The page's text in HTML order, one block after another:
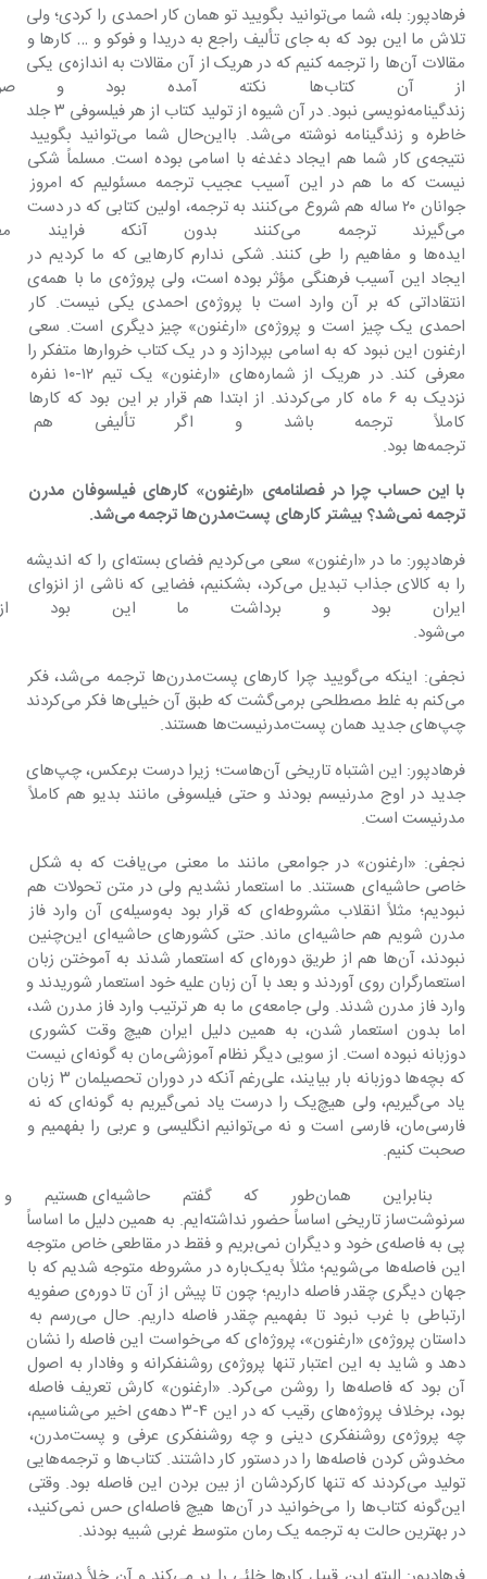
فرهادپور: بله، شما می‌توانید بگویید تو همان کار احمدی را کردی؛ ولی
تلاش ما این بود که به جای تألیف راجع به دریدا و فوکو و … کارها و
مقالات آن‌ها را ترجمه کنیم که در هریک از آن مقالات به اندازه‌ی یکی
از آن کتاب‌ها نکته آمده بود
زندگینامه‌نویسی نبود. در آن شیوه از تولید کتاب از هر فیلسوفی ۳ جلد
خاطره و زندگینامه نوشته می‌شد. بااین‌حال شما می‌توانید بگویید
نتیجه‌ی کار شما هم ایجاد دغدغه با اسامی بوده است. مسلماً شکی
نیست که ما هم در این آسیب عجیب ترجمه مسئولیم که امروز
جوانان ۲۰ ساله هم شروع می‌کنند به ترجمه، اولین کتابی که در دست
می‌گیرند ترجمه می‌کنند بدون
ایده‌ها و مفاهیم را طی کنند. شکی ندارم کارهایی که ما کردیم در
ایجاد این آسیب فرهنگی مؤثر بوده است، ولی پروژه‌ی ما با همه‌ی
انتقاداتی که بر آن وارد است با پروژه‌ی احمدی یکی نیست. کار
احمدی یک چیز است و پروژه‌ی «ارغنون» چیز دیگری است. سعی
ارغنون این نبود که به اسامی بپردازد و در یک کتاب خروارها متفکر را
معرفی کند. در هریک از شماره‌های «ارغنون» یک تیم ۱۲-۱۰ نفره
نزدیک به ۶ ماه کار می‌کردند. از ابتدا هم قرار بر این بود که کارها
کاملاً ترجمه باشد و اگر تألیفی هم
ترجمه‌ها بود.
با این حساب چرا در فصلنامه‌ی «ارغنون» کارهای فیلسوفان مدرن
ترجمه نمی‌شد؟ بیشتر کارهای پست‌مدرن‌ها ترجمه می‌شد.
فرهادپور: ما در «ارغنون» سعی می‌کردیم فضای بسته‌ای را که اندیشه
را به کالای جذاب تبدیل می‌کرد، بشکنیم، فضایی که ناشی از انزوای
ایران بود و برداشت ما این بود
می‌شود.
نجفی: اینکه می‌گویید چرا کارهای پست‌مدرن‌ها ترجمه می‌شد، فکر
می‌کنم به غلط مصطلحی برمی‌گشت که طبق آن خیلی‌ها فکر می‌کردند
چپ‌های جدید همان پست‌مدرنیست‌ها هستند.
فرهادپور: این اشتباه تاریخی آن‌هاست؛ زیرا درست برعکس، چپ‌های
جدید در اوج مدرنیسم بودند و حتی فیلسوفی مانند بدیو هم کاملاً
مدرنیست است.
نجفی: «ارغنون» در جوامعی مانند ما معنی می‌یافت که به شکل
خاصی حاشیه‌ای هستند. ما استعمار نشدیم ولی در متن تحولات هم
نبودیم؛ مثلاً انقلاب مشروطه‌ای که قرار بود به‌وسیله‌ی آن وارد فاز
مدرن شویم هم حاشیه‌ای ماند. حتی کشورهای حاشیه‌ای این‌چنین
نبودند، آن‌ها هم از طریق دوره‌ای که استعمار شدند به آموختن زبان
استعمارگران روی آوردند و بعد با آن زبان علیه خود استعمار شوریدند و
وارد فاز مدرن شدند. ولی جامعه‌ی ما به هر ترتیب وارد فاز مدرن شد،
اما بدون استعمار شدن، به همین دلیل ایران هیچ وقت کشوری
دوزبانه نبوده است. از سویی دیگر نظام آموزشی‌مان به گونه‌ای نیست
که بچه‌ها دوزبانه بار بیایند، علی‌رغم آنکه در دوران تحصیلمان ۳ زبان
یاد می‌گیریم، ولی هیچ‌یک را درست یاد نمی‌گیریم به گونه‌ای که نه
فارسی‌مان، فارسی است و نه می‌توانیم انگلیسی و عربی را بفهمیم و
صحبت کنیم.
بنابراین همان‌طور که
سرنوشت‌ساز تاریخی اساساً حضور نداشته‌ایم. به همین دلیل ما اساساً
پی به فاصله‌ی خود و دیگران نمی‌بریم و فقط در مقاطعی خاص متوجه
این فاصله‌ها می‌شویم؛ مثلاً به‌یک‌باره در مشروطه متوجه شدیم که با
جهان دیگری چقدر فاصله داریم؛ چون تا پیش از آن تا دوره‌ی صفویه
ارتباطی با غرب نبود تا بفهمیم چقدر فاصله داریم. حال می‌رسم به
داستان پروژه‌ی «ارغنون»، پروژه‌ای که می‌خواست این فاصله را نشان
دهد و شاید به این اعتبار تنها پروژه‌ی روشن‎فکرانه و وفادار به اصول
آن بود که فاصله‌ها را روشن می‌کرد. «ارغنون» کارش تعریف فاصله
بود، برخلاف پروژه‌های رقیب که در این ۴-۳ دهه‌ی اخیر می‌شناسیم،
چه پروژه‌ی روشن‎فکری دینی و چه روشن‎فکری عرفی و پست‌مدرن،
مخدوش کردن فاصله‌ها را در دستور کار داشتند. کتاب‌ها و ترجمه‌هایی
تولید می‌کردند که تنها کارکردشان از بین بردن این فاصله بود. وقتی
این‌گونه کتاب‌ها را می‌خوانید در آن‌ها هیچ فاصله‌ای حس نمی‌کنید،
در بهترین حالت به ترجمه یک رمان متوسط غربی شبیه بودند.